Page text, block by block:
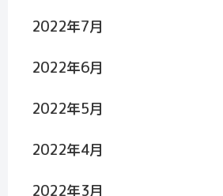
2022年7月
2022年6月
2022年5月
2022年4月
2022年3月